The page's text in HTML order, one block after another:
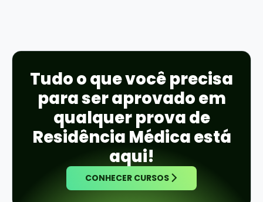
Tudo o que você precisa
para ser aprovado em
qualquer prova de
Residência Médica está
aqui!
CONHECER CURSOS